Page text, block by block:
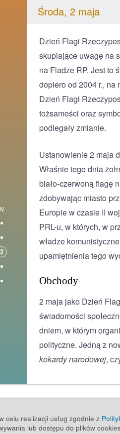
N
2
Środa, 2 maja
Dzień Flagi
skupiające uwagę na
na Fladze RP. Jest to
dopiero od 2004 r., na
Dzień Flagi
tożsamości oraz
podlegały zmianie.
Ustanowienie 2 maja
Właśnie tego dnia
biało-czerwoną flagę
zdobywając miasto
Europie w czasie II
PRL-u, w których, w
władze
upamiętnienia tego
Obchody
2 maja jako Dzień
świadomości
dniem, w którym
polityczne. Jedną z
kokardy narodowej,
celu realizacji usług zgodnie z
lub dostępu do plików